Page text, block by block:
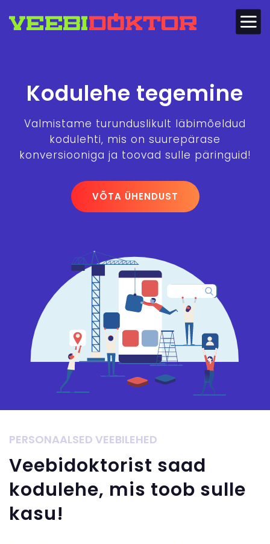
Kodulehe tegemine
Valmistame turunduslikult läbimõeldud
kodulehti, mis on suurepärase
konversiooniga ja toovad sulle päringuid!
VÕTA ÜHENDUST
PERSONAALSED VEEBILEHED
Veebidoktorist saad
kodulehe, mis toob sulle
kasu!